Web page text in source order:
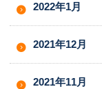
2022年1月
2021年12月
2021年11月